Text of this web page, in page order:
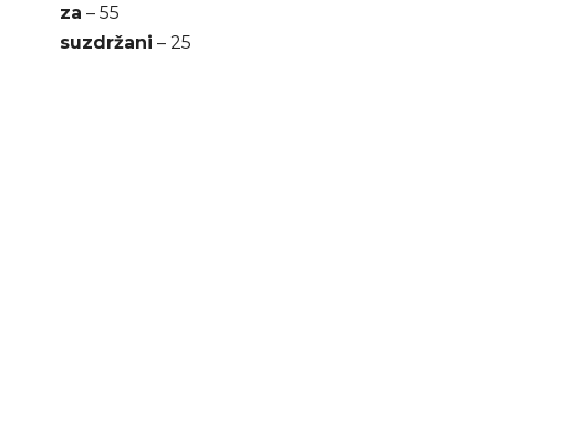
za – 55
suzdržani – 25